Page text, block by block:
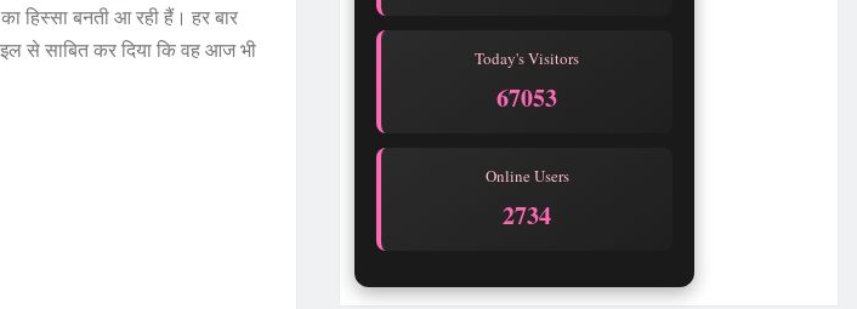
हिस्सा बनती आ रही हैं। हर बार
से साबित कर दिया कि वह आज भी
Today's Visitors
67057
Online Users
2728